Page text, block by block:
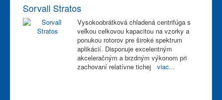
Sorvall Stratos
Vysokoobrátková chladená centrifúga s
veľkou celkovou kapacitou na vzorky a
ponukou rotorov pre široké spektrum
aplikácií. Disponuje excelentným
akceleračným a brzdným výkonom pri
zachovaní relatívne tichej viac...